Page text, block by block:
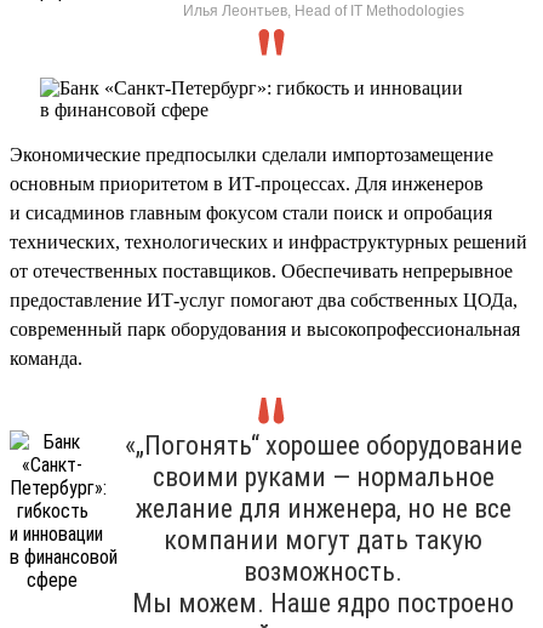
Илья Леонтьев, Head of IT Methodologies
Экономические предпосылки сделали импортозамещение
основным приоритетом в ИТ-процессах. Для инженеров
и сисадминов главным фокусом стали поиск и опробация
технических, технологических и инфраструктурных решений
от отечественных поставщиков. Обеспечивать непрерывное
предоставление ИТ-услуг помогают два собственных ЦОДа,
современный парк оборудования и высокопрофессиональная
команда.
«„Погонять“ хорошее оборудование
своими руками — нормальное
желание для инженера, но не все
компании могут дать такую
возможность.
Мы можем. Наше ядро построено